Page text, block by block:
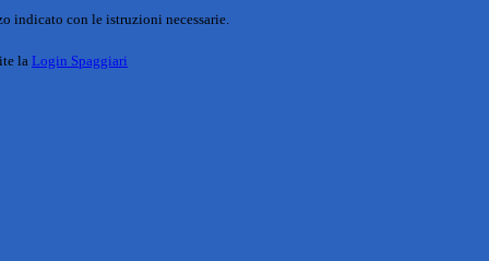
indicato con le istruzioni necessarie.
la Login Spaggiari